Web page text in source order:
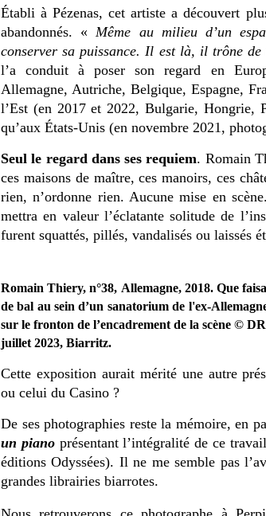
Établi à Pézenas, cet artiste a découvert
abandonnés. «Même au milieu d’un
conserver sa puissance. Il est là, il trône de
l’a conduit à poser son regard en
Allemagne, Autriche, Belgique, Espagne,
l’Est (en 2017 et 2022, Bulgarie, Hongrie,
qu’aux États-Unis (en novembre 2021,
Seul le regard dans ses requiem. Romain
ces maisons de maître, ces manoirs, ces
rien, n’ordonne rien. Aucune mise en
mettra en valeur l’éclatante solitude de
furent squattés, pillés, vandalisés ou laissés
Romain Thiery, n°38, Allemagne, 2018. Que
de bal au sein d’un sanatorium de l'ex-
sur le fronton de l’encadrement de la scène ©
juillet 2023, Biarritz.
Cette exposition aurait mérité une autre
ou celui du Casino ?
De ses photographies reste la mémoire, en
un pianoprésentant l’intégralité de ce
éditions Odyssées). Il ne me semble pas
grandes librairies biarrotes.